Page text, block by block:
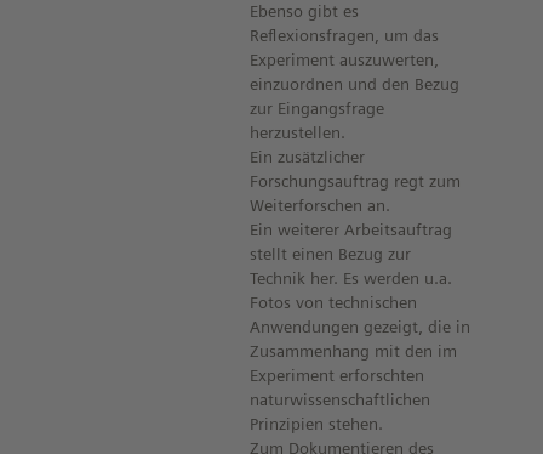
Ebenso gibt es
Reflexionsfragen, um das
Experiment auszuwerten,
einzuordnen und den Bezug
zur Eingangsfrage
herzustellen.
Ein zusätzlicher
Forschungsauftrag regt zum
Weiterforschen an.
Ein weiterer Arbeitsauftrag
stellt einen Bezug zur
Technik her. Es werden u.a.
Fotos von technischen
Anwendungen gezeigt, die in
Zusammenhang mit den im
Experiment erforschten
naturwissenschaftlichen
Prinzipien stehen.
Zum Dokumentieren des